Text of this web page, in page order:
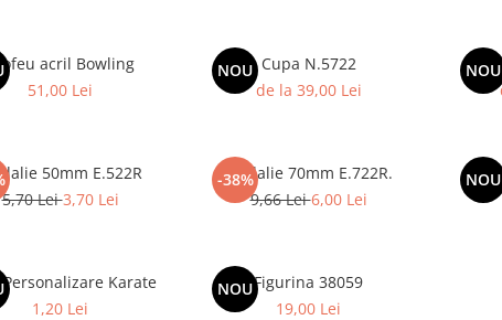
Trofeu acril Bowling
51,00 Lei
NOU Cupa N.5722
de la 39,00 Lei
NOU
50mm E.522R
5,70 Lei3,70 Lei
-38%
Medalie 70mm E.722R.
9,66 Lei6,00 Lei
NOU
Karate
1,20 Lei
NOUFigurina 38059
19,00 Lei